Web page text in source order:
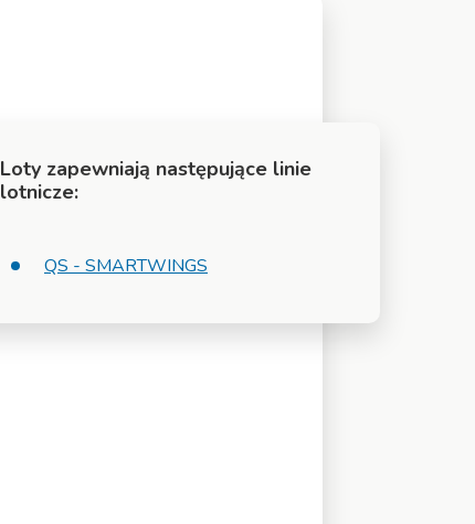
Loty zapewniają następujące linie
lotnicze:
QS - SMARTWINGS